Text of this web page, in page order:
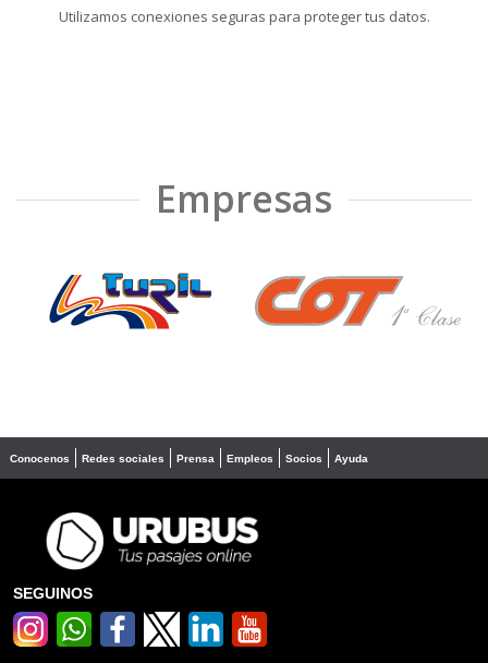
Utilizamos conexiones seguras para proteger tus datos.
Empresas
❮ ❯
Conocenos Redes sociales Prensa Empleos Socios Ayuda
SEGUINOS